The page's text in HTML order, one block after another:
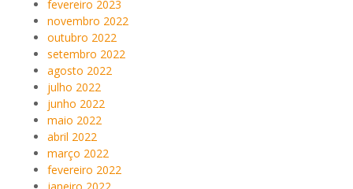
fevereiro 2023
novembro 2022
outubro 2022
setembro 2022
agosto 2022
julho 2022
junho 2022
maio 2022
abril 2022
março 2022
fevereiro 2022